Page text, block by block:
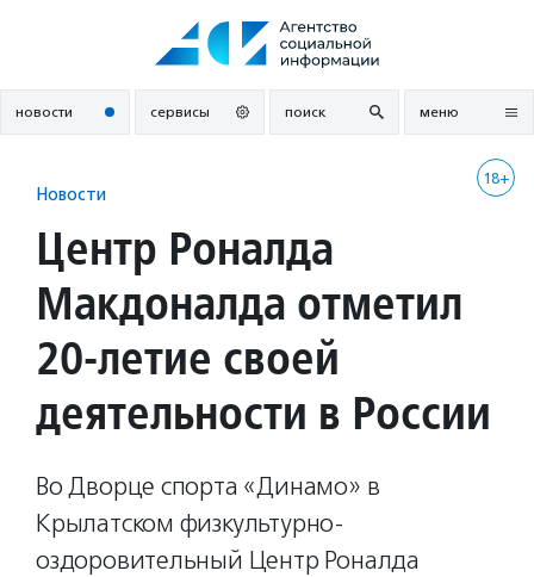
новости сервисы поиск меню
18+
Новости
Центр Роналда
Макдоналда отметил
20-летие своей
деятельности в России
Во Дворце спорта «Динамо» в
Крылатском физкультурно-
оздоровительный Центр Роналда